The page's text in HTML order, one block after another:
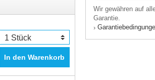
In den Warenkorb
Wir gewähren auf
Garantie.
›